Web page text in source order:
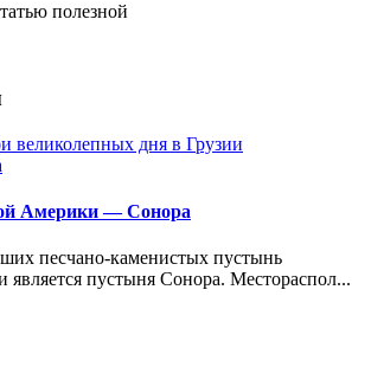
полезной
Америки — Сонора
песчано-каменистых пустынь
пустыня Сонора. Местораспол...